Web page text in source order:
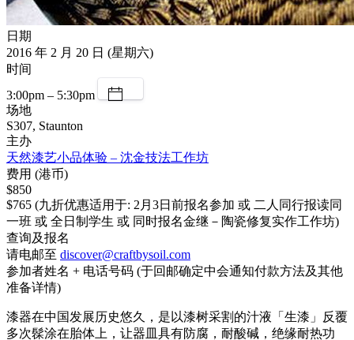
日期
2016 年 2 月 20 日 (星期六)
时间
3:00pm – 5:30pm
场地
S307, Staunton
主办
天然漆艺小品体验 – 沈金技法工作坊
费用 (港币)
$850
$765 (九折优惠适用于: 2月3日前报名参加 或 二人同行报读同
一班 或 全日制学生 或 同时报名金继－陶瓷修复实作工作坊)
查询及报名
请电邮至 discover@craftbysoil.com
参加者姓名 + 电话号码 (于回邮确定中会通知付款方法及其他
准备详情)
漆器在中国发展历史悠久，是以漆树采割的汁液「生漆」反覆
多次髹涂在胎体上，让器皿具有防腐，耐酸碱，绝缘耐热功